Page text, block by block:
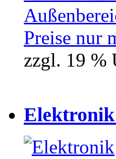
Preise nur
zzgl. 19 %
Elektronik